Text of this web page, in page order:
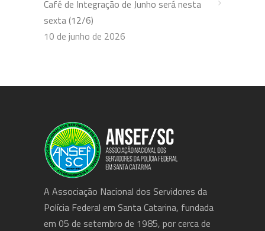
Café de Integração de Junho será nesta
sexta (12/6)
10 de junho de 2026
A Associação Nacional dos Servidores da
Polícia Federal em Santa Catarina, fundada
em 05 de setembro de 1985, por cerca de